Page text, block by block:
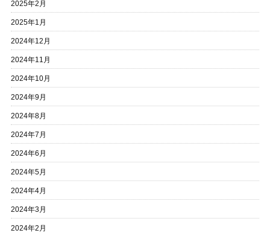
2025年2月
2025年1月
2024年12月
2024年11月
2024年10月
2024年9月
2024年8月
2024年7月
2024年6月
2024年5月
2024年4月
2024年3月
2024年2月